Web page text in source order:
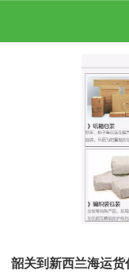
韶关到新西兰海运